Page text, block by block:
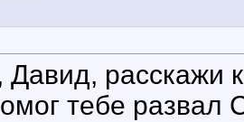
Давид, расскажи
тебе развал